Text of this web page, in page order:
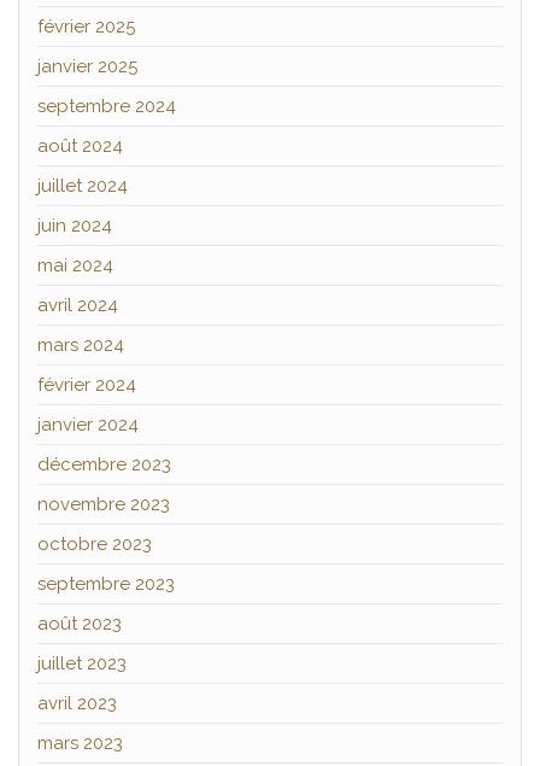
février 2025
janvier 2025
septembre 2024
août 2024
juillet 2024
juin 2024
mai 2024
avril 2024
mars 2024
février 2024
janvier 2024
décembre 2023
novembre 2023
octobre 2023
septembre 2023
août 2023
juillet 2023
avril 2023
mars 2023